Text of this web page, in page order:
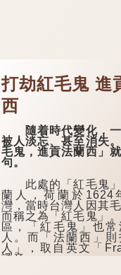
打劫紅毛鬼 進
西
隨着時代變化，一
被人淡忘、甚至消失
毛鬼，進貢法蘭西」
句。
此處的「紅毛鬼」
蘭人，荷蘭於1624
灣，當時台灣人因其
而稱之為「紅毛鬼」
區，「紅毛鬼」也常
人。而「法蘭西」則
人」，取自英文「
譯音。